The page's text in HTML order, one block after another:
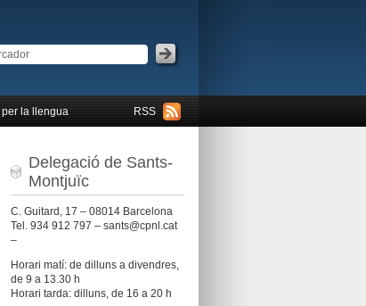
RSS
la llengua
Delegació de Sants-
Montjuïc
C. Guitard, 17 – 08014 Barcelona
Tel. 934 912 797 – sants@cpnl.cat
–
Horari matí: de dilluns a divendres,
de 9 a 13.30 h
Horari tarda: dilluns, de 16 a 20 h